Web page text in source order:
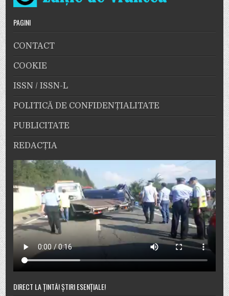
PAGINI
CONTACT
COOKIE
ISSN / ISSN-L
POLITICĂ DE CONFIDENȚIALITATE
PUBLICITATE
REDACȚIA
DIRECT LA ȚINTĂ! ȘTIRI ESENȚIALE!